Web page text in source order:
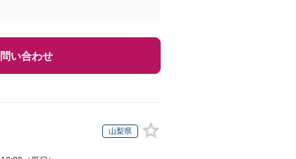
い合わせ
山梨県